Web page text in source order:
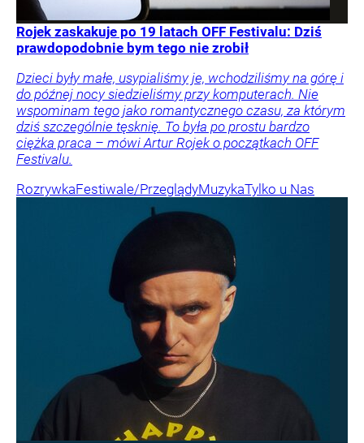
Rojek zaskakuje po 19 latach OFF Festivalu: Dziś
prawdopodobnie bym tego nie zrobił
Dzieci były małe, usypialiśmy je, wchodziliśmy na górę i
do późnej nocy siedzieliśmy przy komputerach. Nie
wspominam tego jako romantycznego czasu, za którym
dziś szczególnie tęsknię. To była po prostu bardzo
ciężka praca – mówi Artur Rojek o początkach OFF
Festivalu.
RozrywkaFestiwale/PrzeglądyMuzykaTylko u Nas